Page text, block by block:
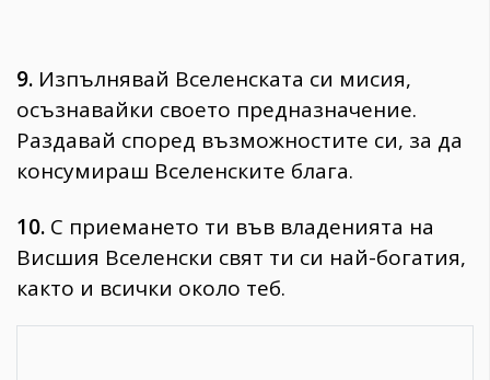
9. Изпълнявай Вселенската си мисия,
осъзнавайки своето предназначение.
Раздавай според възможностите си, за да
консумираш Вселенските блага.
10. С приемането ти във владенията на
Висшия Вселенски свят ти си най-богатия,
както и всички около теб.